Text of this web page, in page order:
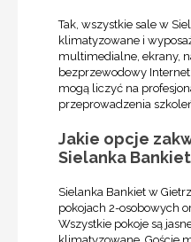
Tak, wszystkie sale w
klimatyzowane i
multimedialne, ekrany,
bezprzewodowy
mogą liczyć na
przeprowadzenia
Jakie opcje
Sielanka
Sielanka Bankiet w
pokojach 2-osobowych
Wszystkie pokoje są